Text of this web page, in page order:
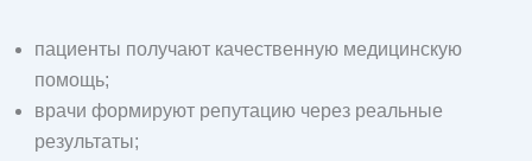
пациенты получают качественную медицинскую
помощь;
врачи формируют репутацию через реальные
результаты;